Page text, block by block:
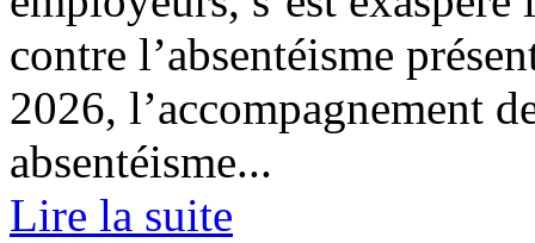
contre l’absentéisme
2026, l’accompagnement
absentéisme...
Lire la suite